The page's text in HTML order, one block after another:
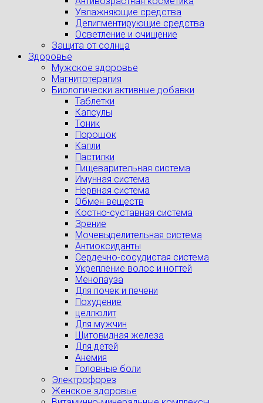
Увлажняющие средства
Депигментирующие средства
Осветление и очищение
Защита от солнца
Здоровье
Мужское здоровье
Магнитотерапия
Биологически активные добавки
Таблетки
Капсулы
Тоник
Порошок
Капли
Пастилки
Пищеварительная система
Имунная система
Нервная система
Обмен веществ
Костно-суставная система
Зрение
Мочевыделительная система
Антиоксиданты
Сердечно-сосудистая система
Укрепление волос и ногтей
Менопауза
Для почек и печени
Похудение
целлюлит
Для мужчин
Щитовидная железа
Для детей
Анемия
Головные боли
Электрофорез
Женское здоровье